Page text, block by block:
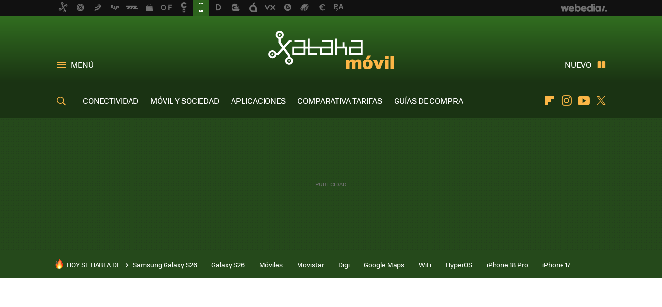
MENÚ NUEVO
CONECTIVIDAD MÓVIL Y SOCIEDAD APLICACIONES COMPARATIVA TARIFAS
GUÍAS DE COMPRA
FlipboardInstagramYoutube
HOY SE HABLA DE Samsung Galaxy S26 Galaxy S26 Móviles Movistar Digi Google Maps WiFi HyperOS iPhone 18 Pro iPhone 17